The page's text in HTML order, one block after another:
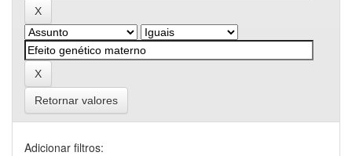
Retornar valores
Adicionar filtros: